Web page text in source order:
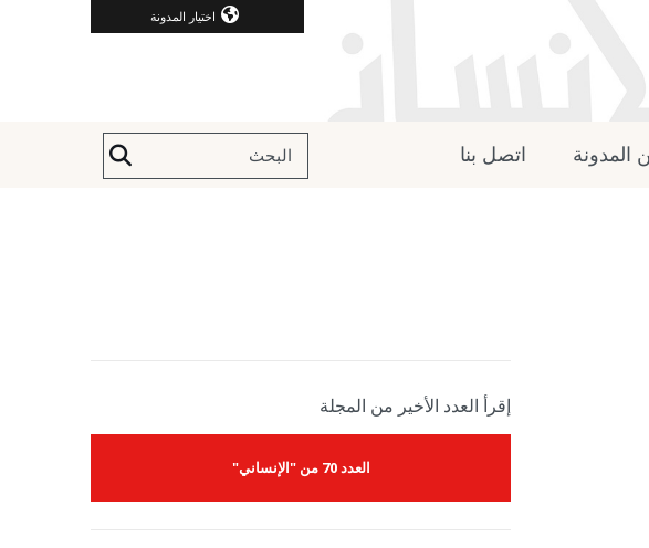
اختيار المدونة
المدونة اتصل بنا
إقرأ العدد الأخير من المجلة
العدد 70 من "الإنساني"